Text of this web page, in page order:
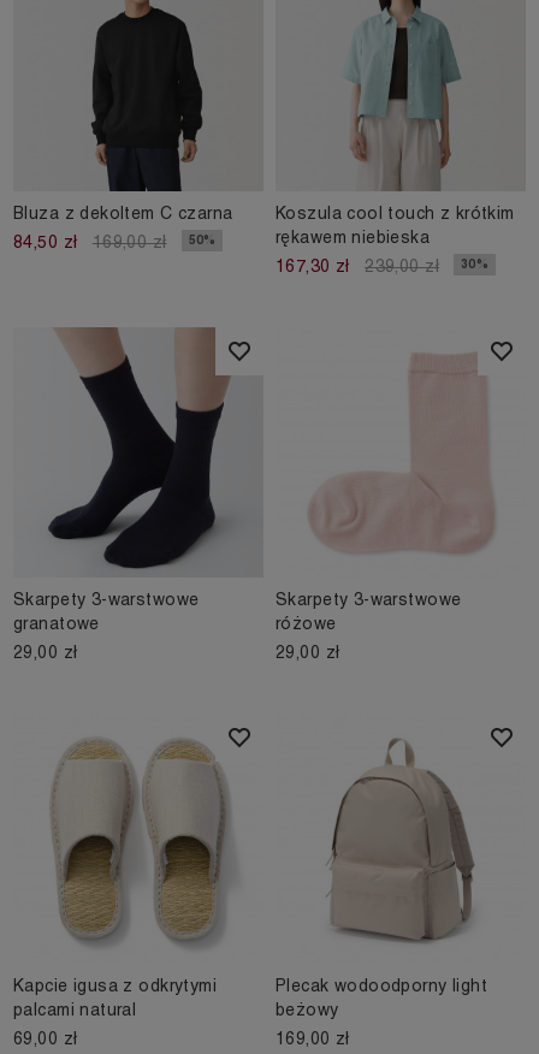
Bluza z dekoltem C czarna
84,50 zł
169,00 zł 50%
Koszula cool touch z krótkim
rękawem niebieska
167,30 zł
239,00 zł 30%
Skarpety 3-warstwowe
granatowe
29,00 zł
Skarpety 3-warstwowe
różowe
29,00 zł
Kapcie igusa z odkrytymi
palcami natural
69,00 zł
Plecak wodoodporny light
beżowy
169,00 zł